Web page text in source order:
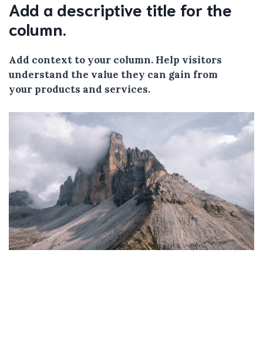
Add a descriptive title for the
column.
Add context to your column. Help visitors
understand the value they can gain from
your products and services.